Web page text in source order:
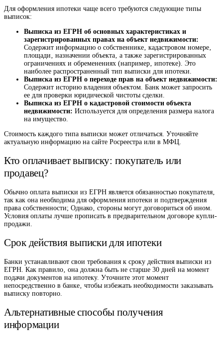
Для оформления ипотеки чаще всего требуются следующие типы
выписок:
Выписка из ЕГРН об основных характеристиках и
зарегистрированных правах на объект недвижимости:
Содержит информацию о собственнике‚ кадастровом номере‚
площади‚ назначении объекта‚ а также зарегистрированных
ограничениях и обременениях (например‚ ипотеке). Это
наиболее распространенный тип выписки для ипотеки.
Выписка из ЕГРН о переходе прав на объект недвижимости:
Содержит историю владения объектом. Банк может запросить
ее для проверки юридической чистоты сделки.
Выписка из ЕГРН о кадастровой стоимости объекта
недвижимости: Используется для определения размера налога
на имущество.
Стоимость каждого типа выписки может отличаться. Уточняйте
актуальную информацию на сайте Росреестра или в МФЦ.
Кто оплачивает выписку: покупатель или
продавец?
Обычно оплата выписки из ЕГРН является обязанностью покупателя‚
так как она необходима для оформления ипотеки и подтверждения
права собственности; Однако‚ стороны могут договориться об ином.
Условия оплаты лучше прописать в предварительном договоре купли-
продажи.
Срок действия выписки для ипотеки
Банки устанавливают свои требования к сроку действия выписки из
ЕГРН. Как правило‚ она должна быть не старше 30 дней на момент
подачи документов на ипотеку. Уточните этот момент
непосредственно в банке‚ чтобы избежать необходимости заказывать
выписку повторно.
Альтернативные способы получения
информации